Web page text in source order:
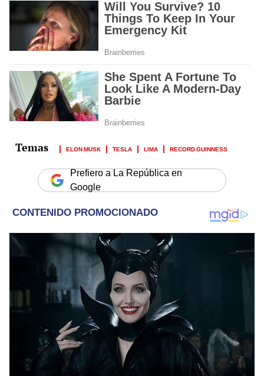
ELON MUSK TESLA LIMA RECORD GUINNESS
Prefiero a La República en
Google